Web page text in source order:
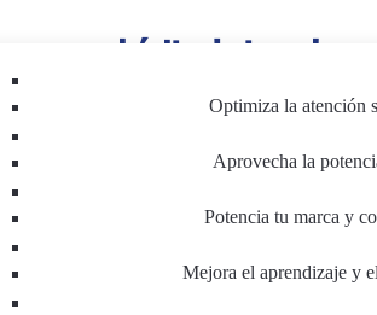
Optimiza la atención
Aprovecha la
Potencia tu marca y
Mejora el aprendizaje y
para el éxito de tu web
las claves para conseguir una
estén a la altura de las necesidades
trabajar de tus empleados.
pasos principales a seguir para
de la web de origen
de destino